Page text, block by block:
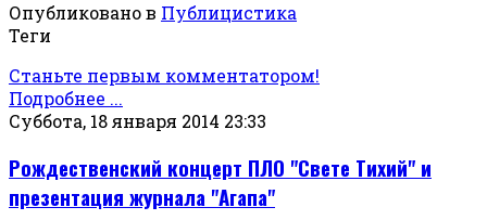
Опубликовано в Публицистика
Теги
Станьте первым комментатором!
Подробнее ...
Суббота, 18 января 2014 23:33
Рождественский концерт ПЛО "Свете Тихий" и
презентация журнала "Агапа"